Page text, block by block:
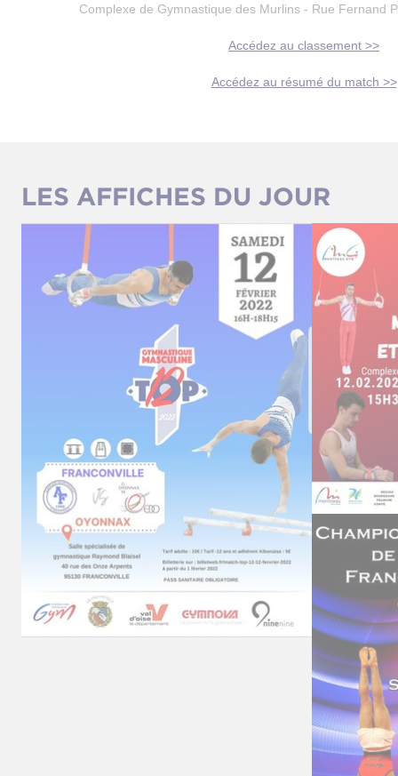
Complexe de Gymnastique des Murlins - Rue Fernand
Accédez au classement >>
Accédez au résumé du match >>
LES AFFICHES DU JOUR